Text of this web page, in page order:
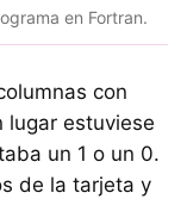
en Fortran.
con
lugar estuviese
un 1 o un 0.
de la tarjeta y